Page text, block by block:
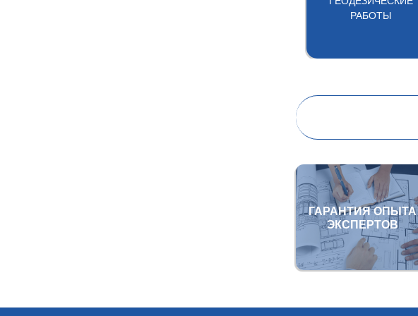
РАБОТЫ
ГАРАНТИЯ ОПЫТА
ЭКСПЕРТОВ